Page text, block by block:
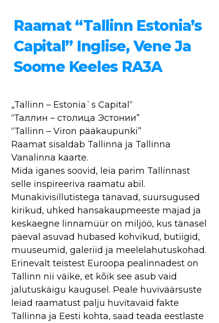
Raamat “Tallinn Estonia’s
Capital” Inglise, Vene Ja
Soome Keeles RA3A
„Tallinn – Estonia`s Capital“
“Таллин – столицa Эстонии”
“Tallinn – Viron pääkaupunki”
Raamat sisaldab Tallinna ja Tallinna
Vanalinna kaarte.
Mida iganes soovid, leia parim Tallinnast
selle inspireeriva raamatu abil.
Munakivisillutistega tänavad, suursugused
kirikud, uhked hansakaupmeeste majad ja
keskaegne linnamüür on miljöö, kus tänasel
päeval asuvad hubased kohvikud, butiigid,
muuseumid, galeriid ja meelelahutuskohad.
Erinevalt teistest Euroopa pealinnadest on
Tallinn nii väike, et kõik see asub vaid
jalutuskäigu kaugusel. Peale huviväärsuste
leiad raamatust palju huvitavaid fakte
Tallinna ja Eesti kohta, saad teada eestlaste